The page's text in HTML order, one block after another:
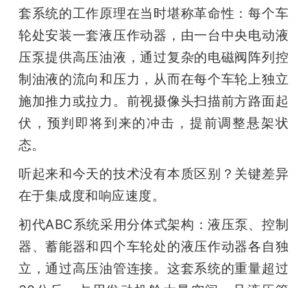
套系统的工作原理在当时堪称革命性：每个车
轮处安装一套液压作动器，由一台中央电动液
压泵提供高压油液，通过复杂的电磁阀阵列控
制油液的流向和压力，从而在每个车轮上独立
施加推力或拉力。前视摄像头扫描前方路面起
伏，预判即将到来的冲击，提前调整悬架状
态。
听起来和今天的技术没有本质区别？关键差异
在于集成度和响应速度。
初代ABC系统采用分体式架构：液压泵、控制
器、蓄能器和四个车轮处的液压作动器各自独
立，通过高压油管连接。这套系统的重量超过